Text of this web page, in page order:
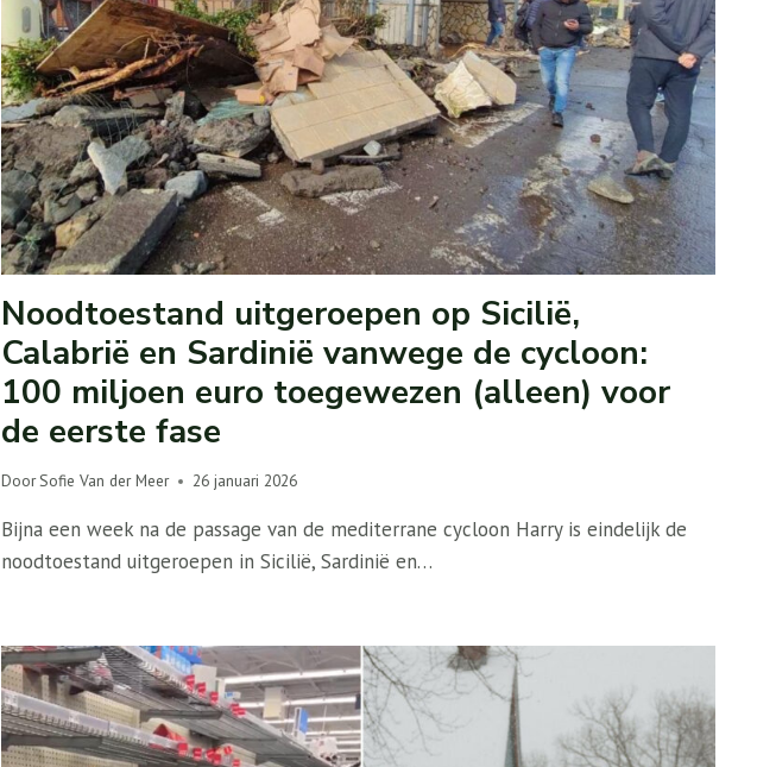
Noodtoestand uitgeroepen op Sicilië,
Calabrië en Sardinië vanwege de cycloon:
100 miljoen euro toegewezen (alleen) voor
de eerste fase
DoorSofie Van der Meer 26 januari 2026
Bijna een week na de passage van de mediterrane cycloon Harry is eindelijk de
noodtoestand uitgeroepen in Sicilië, Sardinië en…